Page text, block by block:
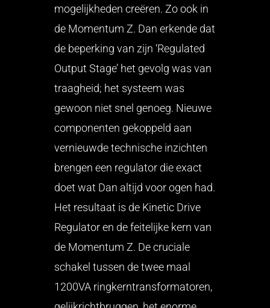
mogelijkheden creëren. Zo ook in
de Momentum Z. Dan erkende dat
de beperking van zijn ‘Regulated
Output Stage’ het gevolg was van
traagheid; het systeem was
gewoon niet snel genoeg. Nieuwe
componenten gekoppeld aan
vernieuwde technische inzichten
brengen een regulator die exact
doet wat Dan altijd voor ogen had.
Het resultaat is de Kinetic Drive
Regulator en de feitelijke kern van
de Momentum Z. De cruciale
schakel tussen de twee maal
1200VA ringkerntransformatoren,